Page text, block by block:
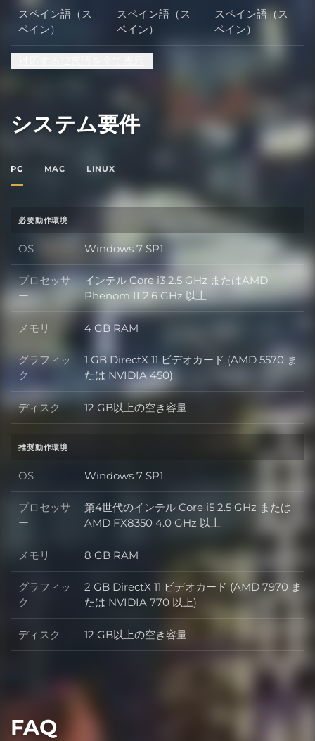
スペイン語（ス
ペイン）
スペイン語（ス
ペイン）
スペイン語（ス
ペイン）
システム要件
PC MAC LINUX
必要動作環境
OS OS
Windows 7 SP1
プロセッサ
ー
プロセッサー
インテル Core i3 2.5 GHz またはAMD
Phenom II 2.6 GHz 以上
メモリ メモリ
4 GB RAM
グラフィッ
ク
グラフィック
1 GB DirectX 11 ビデオカード (AMD 5570 ま
たは NVIDIA 450)
ディスク ディスク
12 GB以上の空き容量
推奨動作環境
OS OS
Windows 7 SP1
プロセッサ
ー
プロセッサー
第4世代のインテル Core i5 2.5 GHz または
AMD FX8350 4.0 GHz 以上
メモリ メモリ
8 GB RAM
グラフィッ
ク
グラフィック
2 GB DirectX 11 ビデオカード (AMD 7970 ま
たは NVIDIA 770 以上)
ディスク ディスク
12 GB以上の空き容量
FAQ